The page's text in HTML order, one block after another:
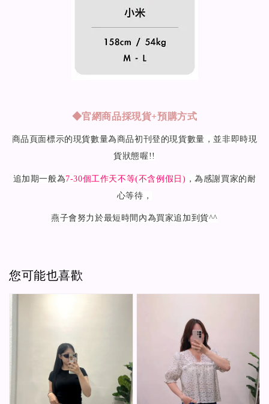
◆官網商品採現貨+預購方式
商品頁面標示的現貨數量為商品初刊登的現貨數量，並非即時現
貨狀態喔!!
追加期一般為7-30個工作天不等(不含例假日) ，為感謝買家的耐
心等待，
燕子會努力於最短時間內為買家追加到貨^^
您可能也喜歡